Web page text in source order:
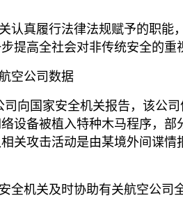
认真履行法律法规赋予的职
提高全社会对非传统安全的重
空公司数据
司向国家安全机关报告，该公
设备被植入特种木马程序，
关攻击活动是由某境外间谍
全机关及时协助有关航空公司